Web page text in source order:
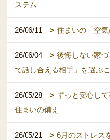
ステム
26/06/11 住まいの「空
26/06/04
後悔しない家
で話し合える相手」を選ぶ
26/05/28
ずっと安心し
住まいの備え
26/05/21
6月のストレス